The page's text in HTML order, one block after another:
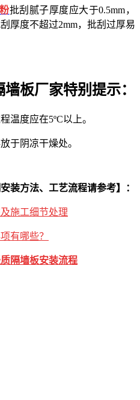
批刮腻子厚度应大于0.5mm，
厚度不超过2mm，批刮过厚易
板厂家特别提示：
温度应在5ºC以上。
于阴凉干燥处。
装方法、工艺流程请参考】：
施工细节处理
有哪些？
隔墙板安装流程